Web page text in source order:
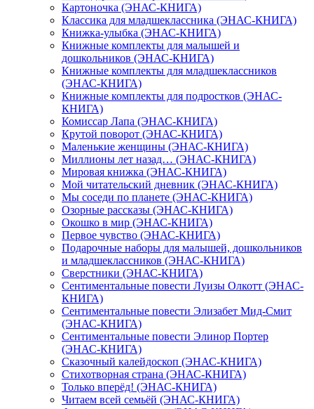
Картоночка (ЭНАС-КНИГА)
Классика для младшеклассника (ЭНАС-КНИГА)
Книжка-улыбка (ЭНАС-КНИГА)
Книжные комплекты для малышей и
дошкольников (ЭНАС-КНИГА)
Книжные комплекты для младшеклассников
(ЭНАС-КНИГА)
Книжные комплекты для подростков (ЭНАС-
КНИГА)
Комиссар Лапа (ЭНАС-КНИГА)
Крутой поворот (ЭНАС-КНИГА)
Маленькие женщины (ЭНАС-КНИГА)
Миллионы лет назад… (ЭНАС-КНИГА)
Мировая книжка (ЭНАС-КНИГА)
Мой читательский дневник (ЭНАС-КНИГА)
Мы соседи по планете (ЭНАС-КНИГА)
Озорные рассказы (ЭНАС-КНИГА)
Окошко в мир (ЭНАС-КНИГА)
Первое чувство (ЭНАС-КНИГА)
Подарочные наборы для малышей, дошкольников
и младшеклассников (ЭНАС-КНИГА)
Сверстники (ЭНАС-КНИГА)
Сентиментальные повести Луизы Олкотт (ЭНАС-
КНИГА)
Сентиментальные повести Элизабет Мид-Смит
(ЭНАС-КНИГА)
Сентиментальные повести Элинор Портер
(ЭНАС-КНИГА)
Сказочный калейдоскоп (ЭНАС-КНИГА)
Стихотворная страна (ЭНАС-КНИГА)
Только вперёд! (ЭНАС-КНИГА)
Читаем всей семьёй (ЭНАС-КНИГА)